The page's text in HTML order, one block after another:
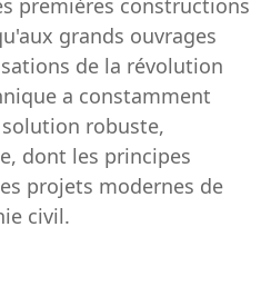
grands ouvrages
de la révolution
a constamment
robuste,
dont les principes
projets modernes de
civil.